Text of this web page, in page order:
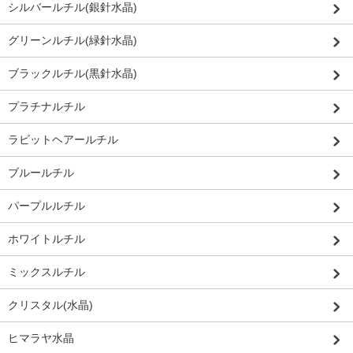
シルバールチル(銀針水晶)
グリーンルチル(緑針水晶)
ブラックルチル(黒針水晶)
プラチナルチル
ラビットヘアールチル
ブルールチル
パープルルチル
ホワイトルチル
ミックスルチル
クリスタル(水晶)
ヒマラヤ水晶